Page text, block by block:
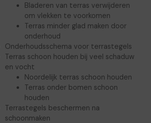
Bladeren van terras verwijderen
om vlekken te voorkomen
Terras minder glad maken door
onderhoud
Onderhoudsschema voor terrastegels
Terras schoon houden bij veel schaduw
en vocht
Noordelijk terras schoon houden
Terras onder bomen schoon
houden
Terrastegels beschermen na
schoonmaken